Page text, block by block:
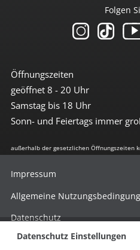
Öffnungszeiten
geöffnet 8 - 20 Uhr
Samstag bis 18 Uhr
Sonn- und Feiertags immer
Folgen
außerhalb der gesetzlichen Öffnungszeiten
Impressum
Allgemeine
Datenschutz
Hinweisgebersystem nach
Datenschutz Einstellungen